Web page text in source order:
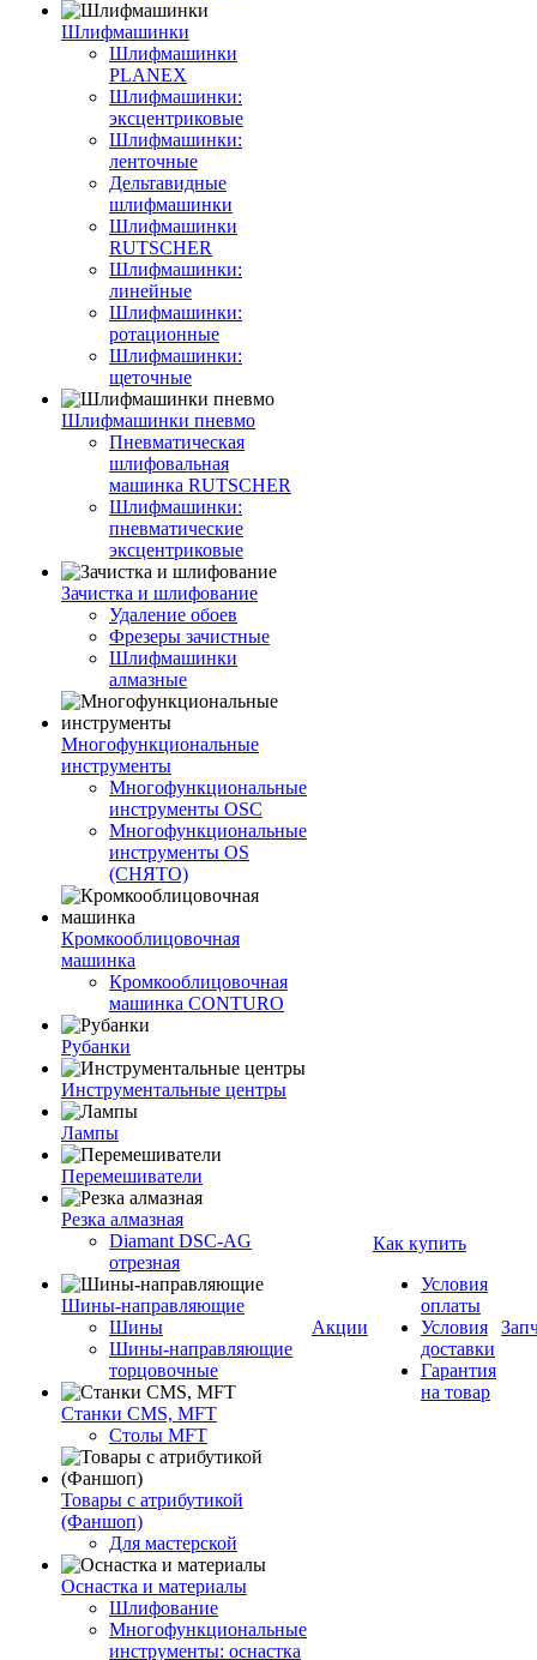
Шлифмашинки
Шлифмашинки
PLANEX
Шлифмашинки:
эксцентриковые
Шлифмашинки:
ленточные
Дельтавидные
шлифмашинки
Шлифмашинки
RUTSCHER
Шлифмашинки:
линейные
Шлифмашинки:
ротационные
Шлифмашинки:
щеточные
Шлифмашинки пневмо
Пневматическая
шлифовальная
машинка RUTSCHER
Шлифмашинки:
пневматические
эксцентриковые
Зачистка и шлифование
Удаление обоев
Фрезеры зачистные
Шлифмашинки
алмазные
Многофункциональные
инструменты
Многофункциональные
инструменты OSC
Многофункциональные
инструменты OS
(СНЯТО)
Кромкооблицовочная
машинка
Кромкооблицовочная
машинка CONTURO
Рубанки
Инструментальные центры
Лампы
Перемешиватели
Резка алмазная
Diamant DSC-AG
отрезная
Шины-направляющие
Шины
Шины-направляющие
торцовочные
Станки CMS, MFT
Столы MFT
Товары с атрибутикой
(Фаншоп)
Для мастерской
Оснастка и материалы
Шлифование
Многофункциональные
инструменты: оснастка
Акции
Как купить
Условия
оплаты
Условия
доставки
Гарантия
на товар